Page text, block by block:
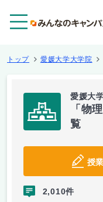
トップ 愛媛大学大学院
愛媛大
「物
覧
授
2,010件